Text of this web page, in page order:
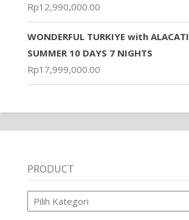
Rp12,990,000.00
WONDERFUL TURKIYE with ALACATI
SUMMER 10 DAYS 7 NIGHTS
Rp17,999,000.00
PRODUCT
Product